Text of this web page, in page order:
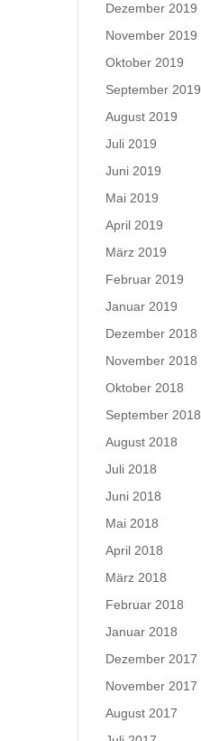
Dezember 2019
November 2019
Oktober 2019
September 2019
August 2019
Juli 2019
Juni 2019
Mai 2019
April 2019
März 2019
Februar 2019
Januar 2019
Dezember 2018
November 2018
Oktober 2018
September 2018
August 2018
Juli 2018
Juni 2018
Mai 2018
April 2018
März 2018
Februar 2018
Januar 2018
Dezember 2017
November 2017
August 2017